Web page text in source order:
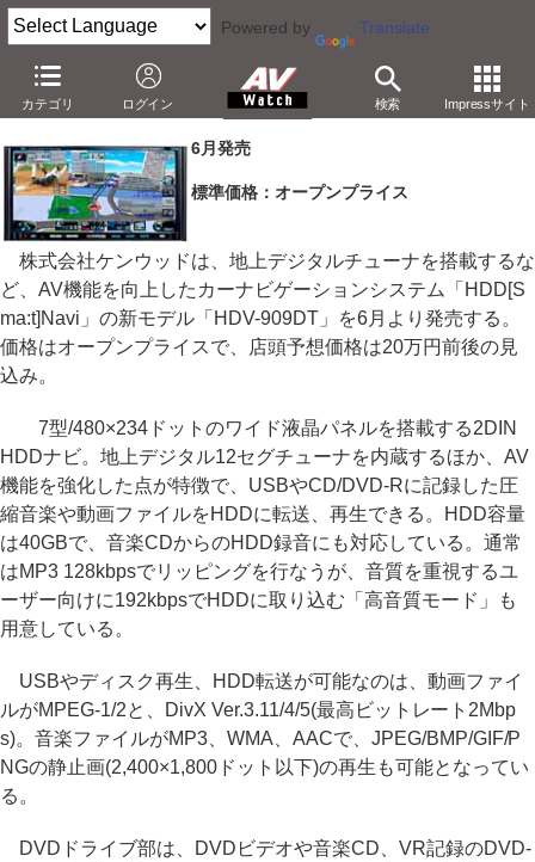
Powered by Translate
カテゴリ ログイン 検索 Impressサイト
ケンウッド、USB対応などAV機能を強化したHDDナビ
－USBからHDDに動画/音楽コピー。各種高音質化も
6月発売
標準価格：オープンプライス
株式会社ケンウッドは、地上デジタルチューナを搭載するな
ど、AV機能を向上したカーナビゲーションシステム「HDD[S
ma:t]Navi」の新モデル「HDV-909DT」を6月より発売する。
価格はオープンプライスで、店頭予想価格は20万円前後の見
込み。
7型/480×234ドットのワイド液晶パネルを搭載する2DIN
HDDナビ。地上デジタル12セグチューナを内蔵するほか、AV
機能を強化した点が特徴で、USBやCD/DVD-Rに記録した圧
縮音楽や動画ファイルをHDDに転送、再生できる。HDD容量
は40GBで、音楽CDからのHDD録音にも対応している。通常
はMP3 128kbpsでリッピングを行なうが、音質を重視するユ
ーザー向けに192kbpsでHDDに取り込む「高音質モード」も
用意している。
USBやディスク再生、HDD転送が可能なのは、動画ファイ
ルがMPEG-1/2と、DivX Ver.3.11/4/5(最高ビットレート2Mbp
s)。音楽ファイルがMP3、WMA、AACで、JPEG/BMP/GIF/P
NGの静止画(2,400×1,800ドット以下)の再生も可能となってい
る。
DVDドライブ部は、DVDビデオや音楽CD、VR記録のDVD-